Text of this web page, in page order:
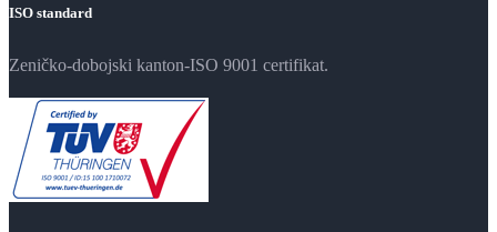
ISO standard
Zeničko-dobojski kanton-ISO 9001 certifikat.